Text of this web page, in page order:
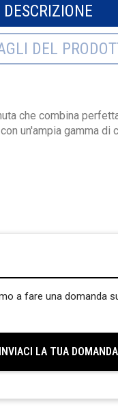
DESCRIZIONE
DEL
che combina
un'ampia gamma di
a fare una domanda
INVIACI LA TUA DOMANDA